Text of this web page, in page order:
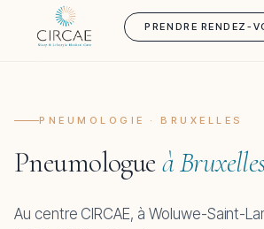
PRENDRE RENDEZ-
PNEUMOLOGIE · BRUXELLES
Pneumologueà
Au centre CIRCAE, à Woluwe-Saint-